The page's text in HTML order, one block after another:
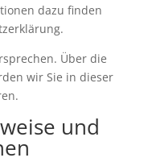
dazu finden
Über die
wir Sie in dieser
und